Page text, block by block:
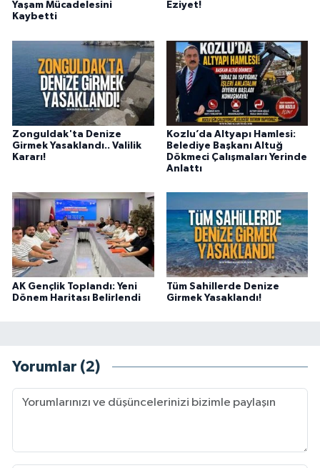
Yaşam Mücadelesini
Kaybetti
Eziyet!
Zonguldak'ta Denize
Girmek Yasaklandı.. Valilik
Kararı!
Kozlu’da Altyapı Hamlesi:
Belediye Başkanı Altuğ
Dökmeci Çalışmaları Yerinde
Anlattı
AK Gençlik Toplandı: Yeni
Dönem Haritası Belirlendi
Tüm Sahillerde Denize
Girmek Yasaklandı!
Yorumlar (2)